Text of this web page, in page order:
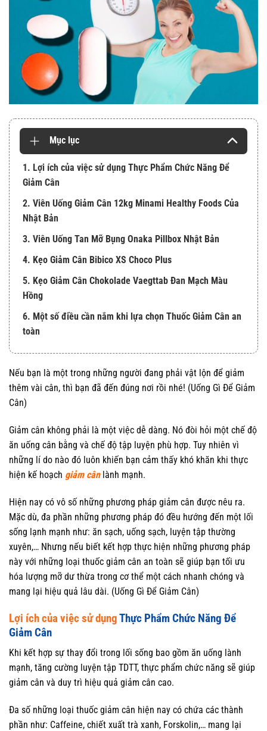
Mục lục
1. Lợi ích của việc sử dụng Thực Phẩm Chức Năng Để
Giảm Cân
2. Viên Uống Giảm Cân 12kg Minami Healthy Foods Của
Nhật Bản
3. Viên Uống Tan Mỡ Bụng Onaka Pillbox Nhật Bản
4. Kẹo Giảm Cân Bibico XS Choco Plus
5. Kẹo Giảm Cân Chokolade Vaegttab Đan Mạch Màu
Hồng
6. Một số điều cần nắm khi lựa chọn Thuốc Giảm Cân an
toàn
Nếu bạn là một trong những người đang phải vật lộn để giảm
thêm vài cân, thì bạn đã đến đúng nơi rồi nhé! (Uống Gì Để Giảm
Cân)
Giảm cân không phải là một việc dễ dàng. Nó đòi hỏi một chế độ
ăn uống cân bằng và chế độ tập luyện phù hợp. Tuy nhiên vì
những lí do nào đó luôn khiến bạn cảm thấy khó khăn khi thực
hiện kế hoạch giảm cânlành mạnh.
Hiện nay có vô số những phương pháp giảm cân được nêu ra.
Mặc dù, đa phần những phương pháp đó đều hướng đến một lối
sống lạnh mạnh như: ăn sạch, uống sạch, luyện tập thường
xuyên,… Nhưng nếu biết kết hợp thực hiện những phương pháp
này với những loại thuốc giảm cân an toàn sẽ giúp bạn tối ưu
hóa lượng mỡ dư thừa trong cơ thể một cách nhanh chóng và
mang lại hiệu quả lâu dài. (Uống Gì Để Giảm Cân)
Lợi ích của việc sử dụngThực Phẩm Chức Năng Để
Giảm Cân
Khi kết hợp sự thay đổi trong lối sống bao gồm ăn uống lành
mạnh, tăng cường luyện tập TDTT, thực phẩm chức năng sẽ giúp
giảm cân và duy trì hiệu quả giảm cân cao.
Đa số những loại thuốc giảm cân hiện nay có chứa các thành
phần như: Caffeine, chiết xuất trà xanh, Forskolin,… mang lại